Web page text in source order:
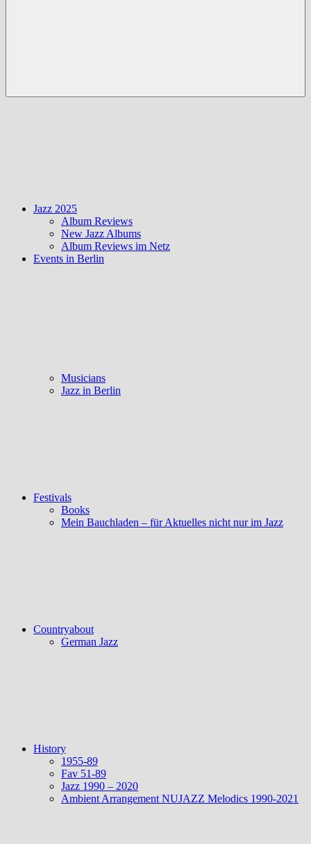
Jazz 2025
Album Reviews
New Jazz Albums
Album Reviews im Netz
Events in Berlin
Musicians
Jazz in Berlin
Festivals
Books
Mein Bauchladen – für Aktuelles nicht nur im Jazz
Countryabout
German Jazz
History
1955-89
Fav 51-89
Jazz 1990 – 2020
Ambient Arrangement NUJAZZ Melodics 1990-2021